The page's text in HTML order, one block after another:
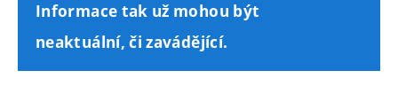
Informace tak už mohou být
neaktuální, či zavádějící.